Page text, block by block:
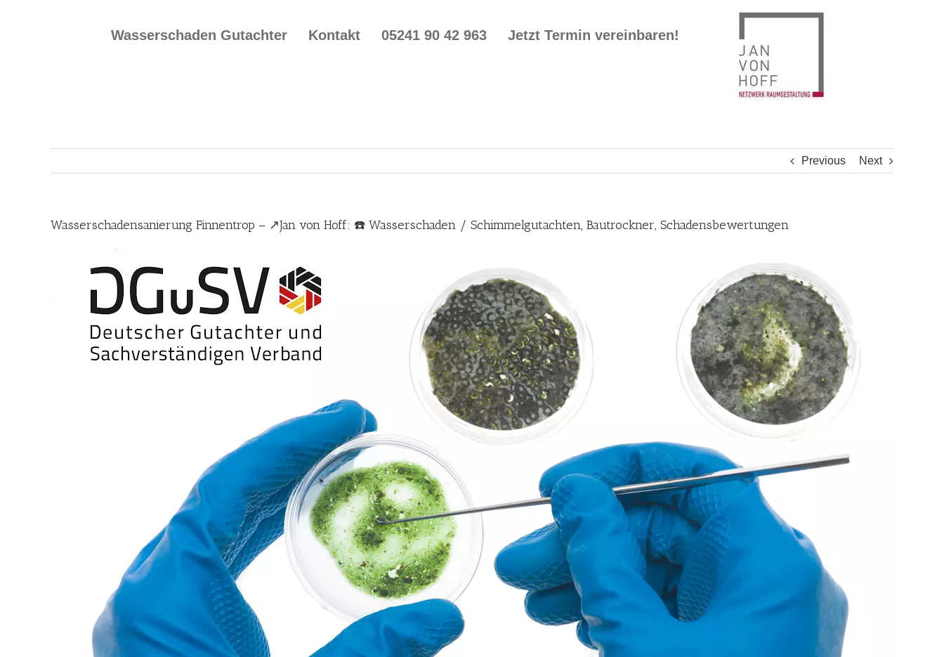
Wasserschaden Gutachter Kontakt 05241 90 42 963 Jetzt Termin vereinbaren!
Previous Next
Wasserschadensanierung Finnentrop – ↗️Jan von Hoff: ☎️ Wasserschaden / Schimmelgutachten, Bautrockner, Schadensbewertungen